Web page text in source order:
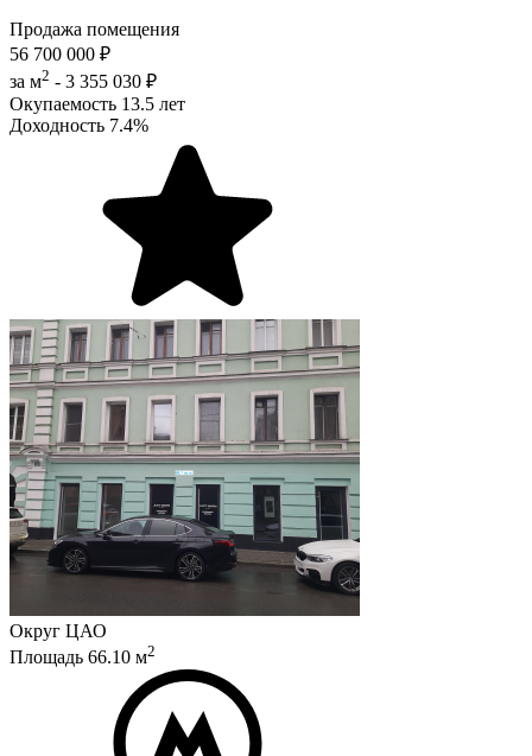
Продажа помещения
56 700 000 ₽
за м2 - 3 355 030 ₽
Окупаемость 13.5 лет
Доходность 7.4%
Округ ЦАО
Площадь 66.10 м2